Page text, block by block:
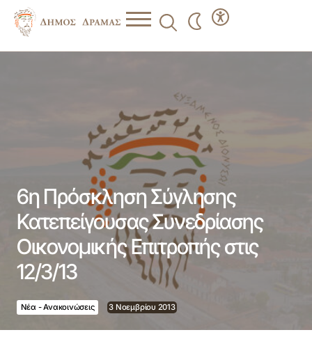
6η Πρόσκληση Σύγλησης
Κατεπείγουσας Συνεδρίασης
Οικονομικής Επιτροπής στις
12/3/13
Νέα - Ανακοινώσεις 3 Νοεμβρίου 2013